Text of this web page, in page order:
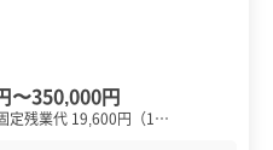
〜350,000円
定残業代 19,600円（1…